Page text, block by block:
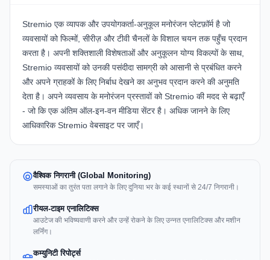
Stremio एक व्यापक और उपयोगकर्ता-अनुकूल मनोरंजन प्लेटफ़ॉर्म है जो
व्यवसायों को फिल्मों, सीरीज़ और टीवी चैनलों के विशाल चयन तक पहुँच प्रदान
करता है। अपनी शक्तिशाली विशेषताओं और अनुकूलन योग्य विकल्पों के साथ,
Stremio व्यवसायों को उनकी पसंदीदा सामग्री को आसानी से प्रबंधित करने
और अपने ग्राहकों के लिए निर्बाध देखने का अनुभव प्रदान करने की अनुमति
देता है। अपने व्यवसाय के मनोरंजन प्रस्तावों को Stremio की मदद से बढ़ाएँ
- जो कि एक अंतिम ऑल-इन-वन मीडिया सेंटर है। अधिक जानने के लिए
आधिकारिकStremio वेबसाइट पर जाएँ।
वैश्विक निगरानी (Global Monitoring)
समस्याओं का तुरंत पता लगाने के लिए दुनिया भर के कई स्थानों से 24/7 निगरानी।
रीयल-टाइम एनालिटिक्स
आउटेज की भविष्यवाणी करने और उन्हें रोकने के लिए उन्नत एनालिटिक्स और मशीन
लर्निंग।
कम्युनिटी रिपोर्ट्स